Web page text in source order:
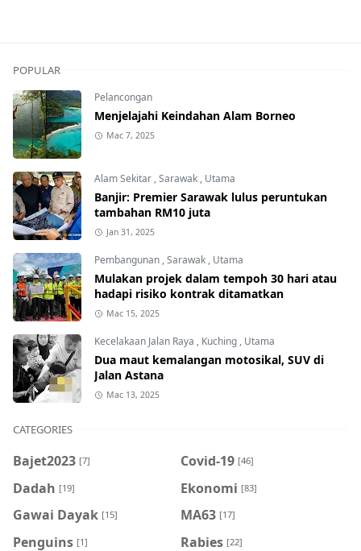
POPULAR
Pelancongan
Menjelajahi Keindahan Alam Borneo
Mac 7, 2025
Alam Sekitar ,Sarawak , Utama
Banjir: Premier Sarawak lulus peruntukan
tambahan RM10 juta
Jan 31, 2025
Pembangunan ,Sarawak , Utama
Mulakan projek dalam tempoh 30 hari atau
hadapi risiko kontrak ditamatkan
Mac 15, 2025
Kecelakaan Jalan Raya , Kuching , Utama
Dua maut kemalangan motosikal, SUV di
Jalan Astana
Mac 13, 2025
CATEGORIES
Bajet2023 [7] Covid-19 [46]
Dadah [19] Ekonomi [83]
Gawai Dayak [15] MA63 [17]
Penguins [1] Rabies [22]